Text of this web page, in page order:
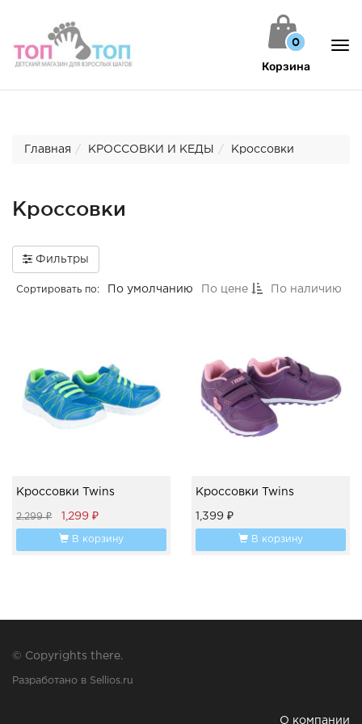
0
Корзина
Главная КРОССОВКИ И КЕДЫ Кроссовки
Кроссовки
Фильтры
Сортировать по: По умолчанию По цене По наличию
В корзину
Кроссовки Twins
2,299 ₽ 1,299 ₽
В корзину
Кроссовки Twins
1,399 ₽
© Copyrights there.
Разработано в Sellios.ru
О компании